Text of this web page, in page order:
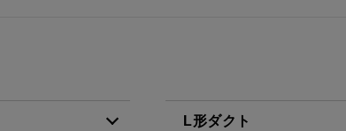
L形ダクト